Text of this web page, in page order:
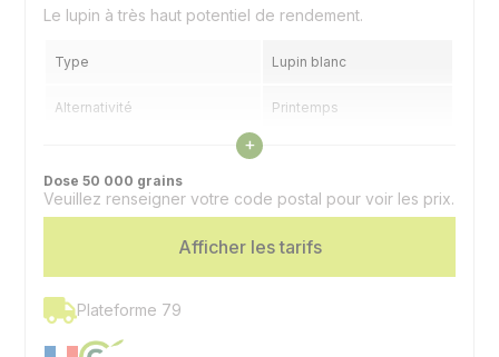
Le lupin à très haut potentiel de rendement.
Type Lupin blanc
Alternativité Printemps
Utilisation Graines, couvert
Doux
Voir les caractéristiques
+
Dose 50 000 grains
Veuillez renseigner votre code postal pour voir les prix.
Afficher les tarifs
Plateforme 79